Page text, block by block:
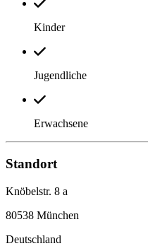
Kinder
Jugendliche
Erwachsene
Standort
Knöbelstr. 8 a
80538 München
Deutschland